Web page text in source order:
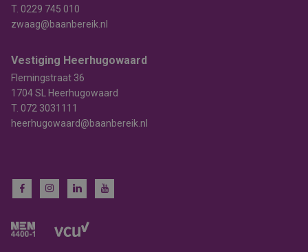
T. 0229 745 010
zwaag@baanbereik.nl
Vestiging Heerhugowaard
Flemingstraat 36
1704 SL Heerhugowaard
T. 072 3031111
heerhugowaard@baanbereik.nl